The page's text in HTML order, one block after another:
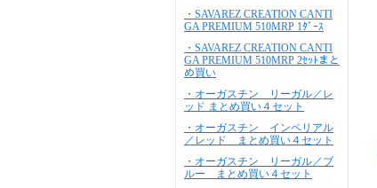
・SAVAREZ CREATION CANTI
GA PREMIUM 510MRP 1ﾀﾞｰｽ
・SAVAREZ CREATION CANTI
GA PREMIUM 510MRP 2ｾｯﾄまと
め買い
・オーガスチン リーガル／レ
ッド まとめ買い４セット
・オーガスチン インペリアル
／レッド まとめ買い４セット
・オーガスチン リーガル／ブ
ルー まとめ買い４セット